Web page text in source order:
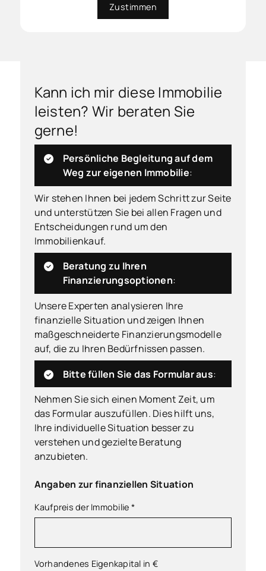
Zustimmen
Kann ich mir diese Immobilie
leisten? Wir beraten Sie
gerne!
Persönliche Begleitung auf dem
Weg zur eigenen Immobilie:
Wir stehen Ihnen bei jedem Schritt zur Seite
und unterstützen Sie bei allen Fragen und
Entscheidungen rund um den
Immobilienkauf.
Beratung zu Ihren
Finanzierungsoptionen:
Unsere Experten analysieren Ihre
finanzielle Situation und zeigen Ihnen
maßgeschneiderte Finanzierungsmodelle
auf, die zu Ihren Bedürfnissen passen.
Bitte füllen Sie das Formular aus:
Nehmen Sie sich einen Moment Zeit, um
das Formular auszufüllen. Dies hilft uns,
Ihre individuelle Situation besser zu
verstehen und gezielte Beratung
anzubieten.
Angaben zur finanziellen Situation
Kaufpreis der Immobilie *
Vorhandenes Eigenkapital in €